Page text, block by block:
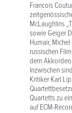
Francois
McLaughlins
sowie Geiger
Humair,
russischen
dem
Inzwischen
Kritiker Karl
Quartetts zu
auf ECM-